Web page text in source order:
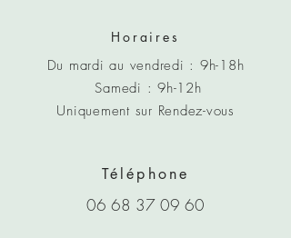
Horaires
Du mardi au vendredi : 9h-18h
Samedi : 9h-12h
Uniquement sur Rendez-vous
Téléphone
06 68 37 09 60